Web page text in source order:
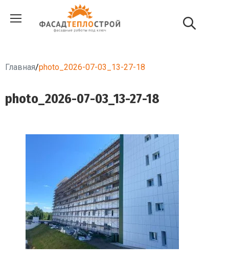
Главная/photo_2026-07-03_13-27-18
photo_2026-07-03_13-27-18